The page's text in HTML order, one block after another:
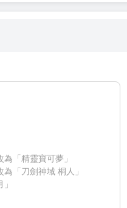
「精靈寶可夢」
「刀劍神域 桐人」